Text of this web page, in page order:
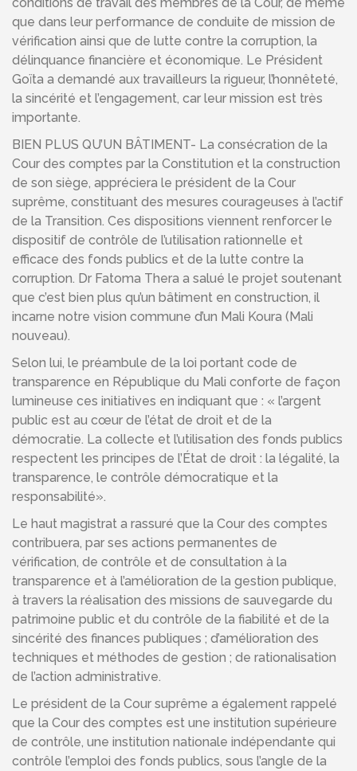
que dans leur performance de conduite de mission de
vérification ainsi que de lutte contre la corruption, la
délinquance financière et économique. Le Président
Goïta a demandé aux travailleurs la rigueur, l’honnêteté,
la sincérité et l’engagement, car leur mission est très
importante.
BIEN PLUS QU’UN BÂTIMENT- La consécration de la
Cour des comptes par la Constitution et la construction
de son siège, appréciera le président de la Cour
suprême, constituant des mesures courageuses à l’actif
de la Transition. Ces dispositions viennent renforcer le
dispositif de contrôle de l’utilisation rationnelle et
efficace des fonds publics et de la lutte contre la
corruption. Dr Fatoma Thera a salué le projet soutenant
que c’est bien plus qu’un bâtiment en construction, il
incarne notre vision commune d’un Mali Koura (Mali
nouveau).
Selon lui, le préambule de la loi portant code de
transparence en République du Mali conforte de façon
lumineuse ces initiatives en indiquant que : « l’argent
public est au cœur de l’état de droit et de la
démocratie. La collecte et l’utilisation des fonds publics
respectent les principes de l’État de droit : la légalité, la
transparence, le contrôle démocratique et la
responsabilité».
Le haut magistrat a rassuré que la Cour des comptes
contribuera, par ses actions permanentes de
vérification, de contrôle et de consultation à la
transparence et à l’amélioration de la gestion publique,
à travers la réalisation des missions de sauvegarde du
patrimoine public et du contrôle de la fiabilité et de la
sincérité des finances publiques ; d’amélioration des
techniques et méthodes de gestion ; de rationalisation
de l’action administrative.
Le président de la Cour suprême a également rappelé
que la Cour des comptes est une institution supérieure
de contrôle, une institution nationale indépendante qui
contrôle l’emploi des fonds publics, sous l’angle de la